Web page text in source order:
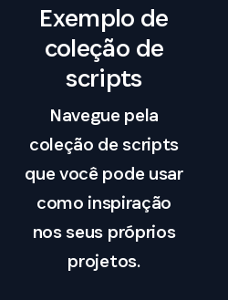
Exemplo de
coleção de
scripts
Navegue pela
coleção de scripts
que você pode usar
como inspiração
nos seus próprios
projetos.